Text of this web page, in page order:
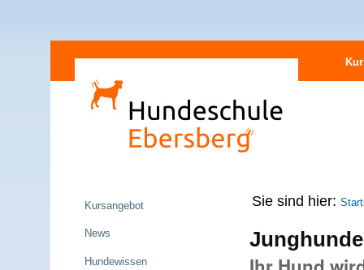
zum
Inhalt
Direkt
Navigation
Sie sind hier:
Junghunde
Kursangebot
News
Hundewissen